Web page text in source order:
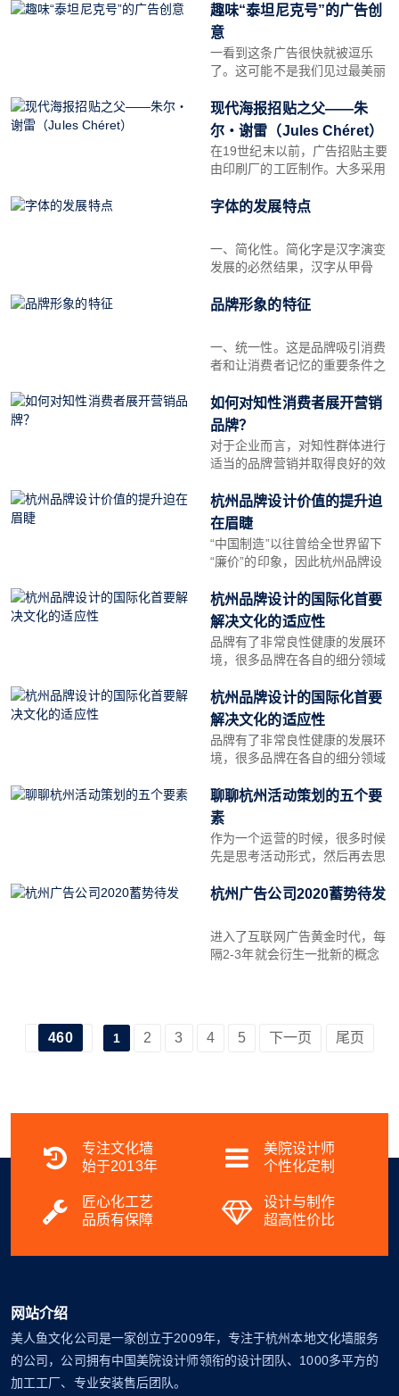
爱国主义精神，还能增强人们的
使命感和责任感。在设计文化墙
时，基本上有一个统一的布局设
计。党建文化墙总体设计的内容
是什么?
趣味“泰坦尼克号”的广告创
意
一看到这条广告很快就被逗乐
了。这可能不是我们见过最美丽
它肯定会吸引你的注意力。原因
就在于，比利时的Duval
Guillaume广告公司这在个广告
里用怪异地方式表达了我们对于
电影的幻
现代海报招贴之父――朱
尔・谢雷（Jules Chéret）
在19世纪末以前，广告招贴主要
由印刷厂的工匠制作。大多采用
级的木版画或蚀刻画。后来，受
戏团海报的启发，法国艺术家朱
尔・谢雷在招贴设计中融入了缤
纷
字体的发展特点
一、简化性。简化字是汉字演变
发展的必然结果，汉字从甲骨
书、楷书，再到行书，它的总趋
程。因此，当我们进行手写体字
形设计的时候，在符合字形本身
结构的基础上，
品牌形象的特征
一、统一性。这是品牌吸引消费
者和让消费者记忆的重要条件之
现在几个方面：文字，如
SONY、同仁堂，几十年甚至百
年不变，最终形成了统一的固有
形象；图形，腾讯QQ的企鹅，
麦当劳的M形拱门，强烈
如何对知性消费者展开营销
品牌？
对于企业而言，对知性群体进行
适当的品牌营销并取得良好的效
以下三个方面对知性中高端消费
群体展开品牌营销：第一，通过
知性中高端消费群体的常用平台
或社群进行品牌推广和品牌形象
杭州品牌设计价值的提升迫
在眉睫
“中国制造”以往曾给全世界留下
“廉价”的印象，因此杭州品牌设
变这种形象，需要在品牌价值塑
造上努力，因此，中国的品牌需
要集体向“高端化”和“精众化”转
型，尤其是在高端消费品品类
杭州品牌设计的国际化首要
解决文化的适应性
品牌有了非常良性健康的发展环
境，很多品牌在各自的细分领域
过去的几年中，中国已经涌现出
了一批在国际市场上获得巨大成
功的杭州品牌设计，比如海尔正
在逐渐稳固全球白电行业第一巨
头
杭州品牌设计的国际化首要
解决文化的适应性
品牌有了非常良性健康的发展环
境，很多品牌在各自的细分领域
过去的几年中，中国已经涌现出
了一批在国际市场上获得巨大成
功的杭州品牌设计，比如海尔正
在逐渐稳固全球白电行业第一巨
头
聊聊杭州活动策划的五个要
素
作为一个运营的时候，很多时候
先是思考活动形式，然后再去思
往往是不正确的。如何正确思考
整理，总共五步更好得完成活动
运营目标。 1 确定KPI目标拿到
一
杭州广告公司2020蓄势待发
进入了互联网广告黄金时代，每
隔2-3年就会衍生一批新的概念
都会洗牌出局50%以上的玩家。
460 1 2 3 4 5 下一页 尾页
专注文化墙
始于2013年
美院设计师
个性化定制
匠心化工艺
品质有保障
设计与制作
超高性价比
网站介绍
美人鱼文化公司是一家创立于2009年，专注于杭州本地文化墙服务
的公司，公司拥有中国美院设计师领衔的设计团队、1000多平方的
加工工厂、专业安装售后团队。